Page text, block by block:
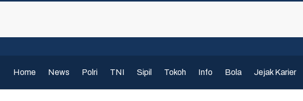
Home News Polri TNI Sipil Tokoh Info Bola Jejak Karier